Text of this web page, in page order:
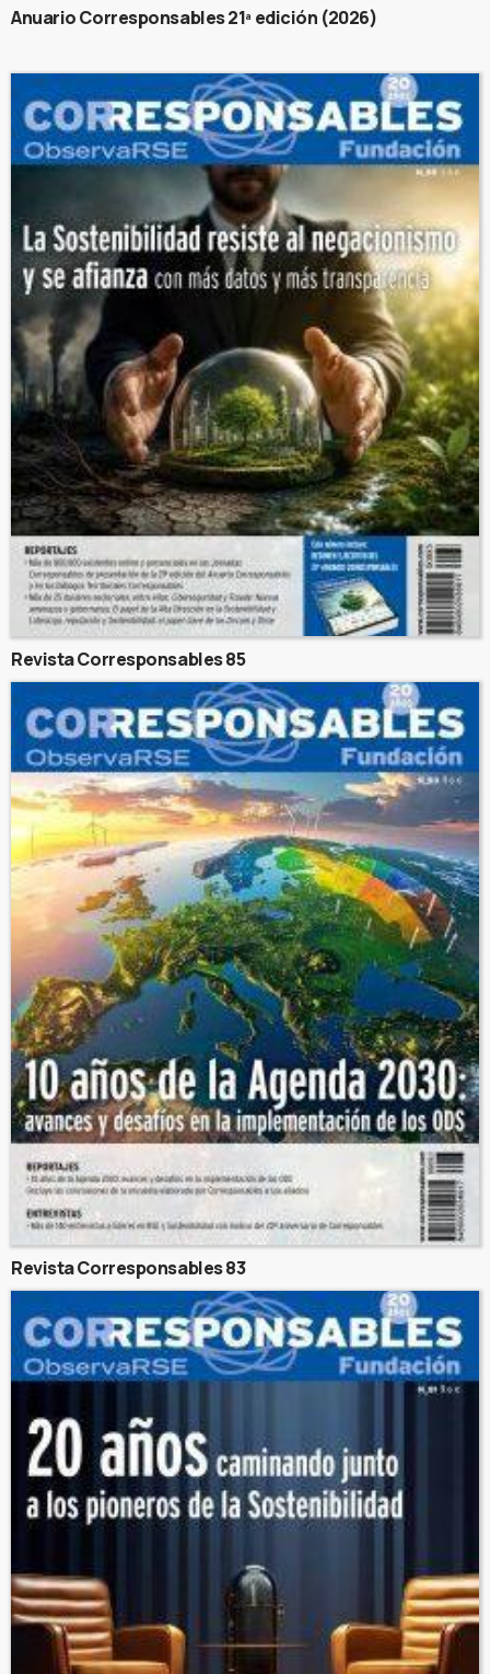
Anuario Corresponsables 21ª edición (2026)
Revista Corresponsables 85
Revista Corresponsables 83